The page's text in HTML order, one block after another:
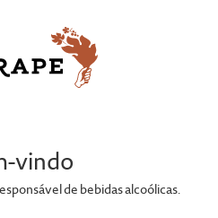
vindo
de bebidas alcoólicas.